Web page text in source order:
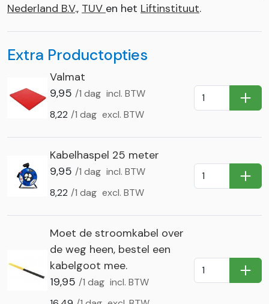
Nederland B.V., TUV en het Liftinstituut.
Extra Productopties
Valmat
9,95 /1 dag incl. BTW
8,22 /1 dag excl. BTW
In
Kabelhaspel 25 meter
9,95 /1 dag incl. BTW
8,22 /1 dag excl. BTW
In
Moet de stroomkabel over
de weg heen, bestel een
kabelgoot mee.
19,95 /1 dag incl. BTW
In